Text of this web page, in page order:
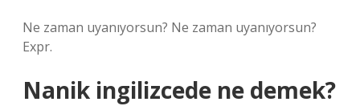
Ne zaman uyanıyorsun? Ne zaman uyanıyorsun?
Expr.
Nanik ingilizcede ne demek?